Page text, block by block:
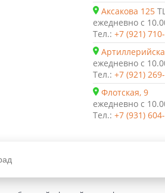
Аксакова 125
ежедневно с
Тел.: +7 (921)
ежедневно с
Тел.: +7 (921)
Флотская, 9
ежедневно с
Тел.: +7 (931)